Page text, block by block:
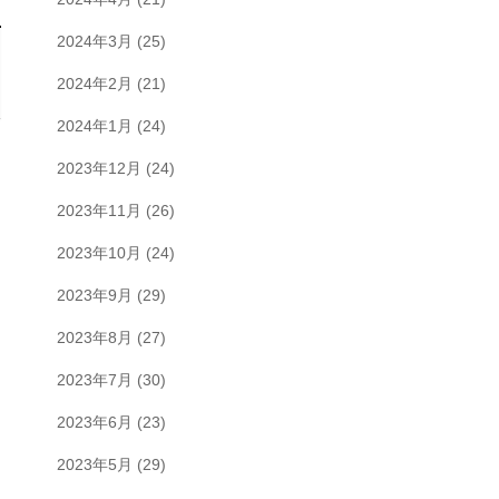
2024年3月 (25)
2024年2月 (21)
2024年1月 (24)
2023年12月 (24)
2023年11月 (26)
2023年10月 (24)
2023年9月 (29)
2023年8月 (27)
2023年7月 (30)
2023年6月 (23)
2023年5月 (29)